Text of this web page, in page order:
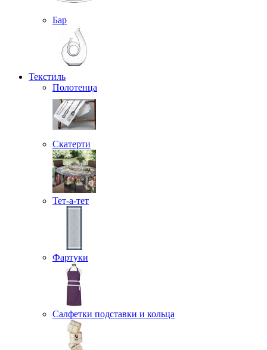
Бар
Текстиль
Полотенца
Скатерти
Тет-а-тет
Фартуки
Салфетки подставки и кольца